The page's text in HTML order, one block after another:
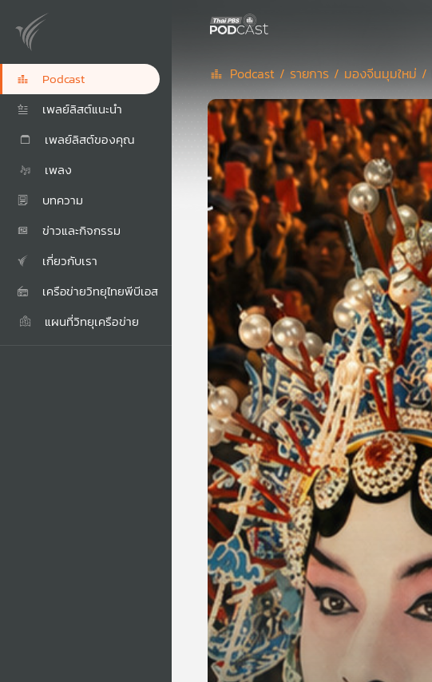
Podcast
เพลย์ลิสต์แนะนำ
เพลย์ลิสต์ของคุณ
เพลง
บทความ
ข่าวและกิจกรรม
เกี่ยวกับเรา
เครือข่ายวิทยุไทยพีบีเอส
แผนที่วิทยุเครือข่าย
Podcast / รายการ / มองจีนมุมใหม่ /